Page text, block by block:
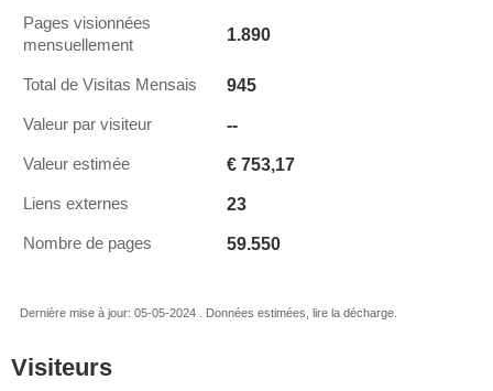
Pages visionnées
mensuellement
1.890
Total de Visitas Mensais 945
Valeur par visiteur --
Valeur estimée € 753,17
Liens externes 23
Nombre de pages 59.550
Dernière mise à jour: 05-05-2024 . Données estimées, lire la décharge.
Visiteurs